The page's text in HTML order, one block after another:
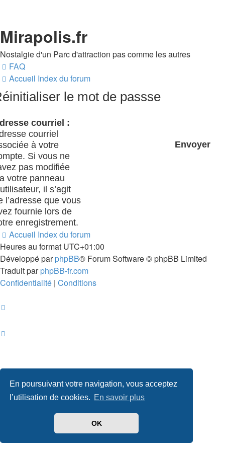
En poursuivant votre navigation, vous acceptez
l’utilisation de cookies. En savoir plus
OK
Mirapolis.fr
Nostalgie d'un Parc d'attraction pas comme les autres
FAQ
Accueil Index du forum
le mot de passse
courriel :
courriel
à votre
Si vous ne
pas modifiée
votre panneau
il s’agit
l’adresse que vous
fournie lors de
enregistrement.
Accueil Index du forum
Heures au format UTC+01:00
Développé parphpBB® Forum Software © phpBB Limited
Traduit parphpBB-fr.com
Confidentialité | Conditions